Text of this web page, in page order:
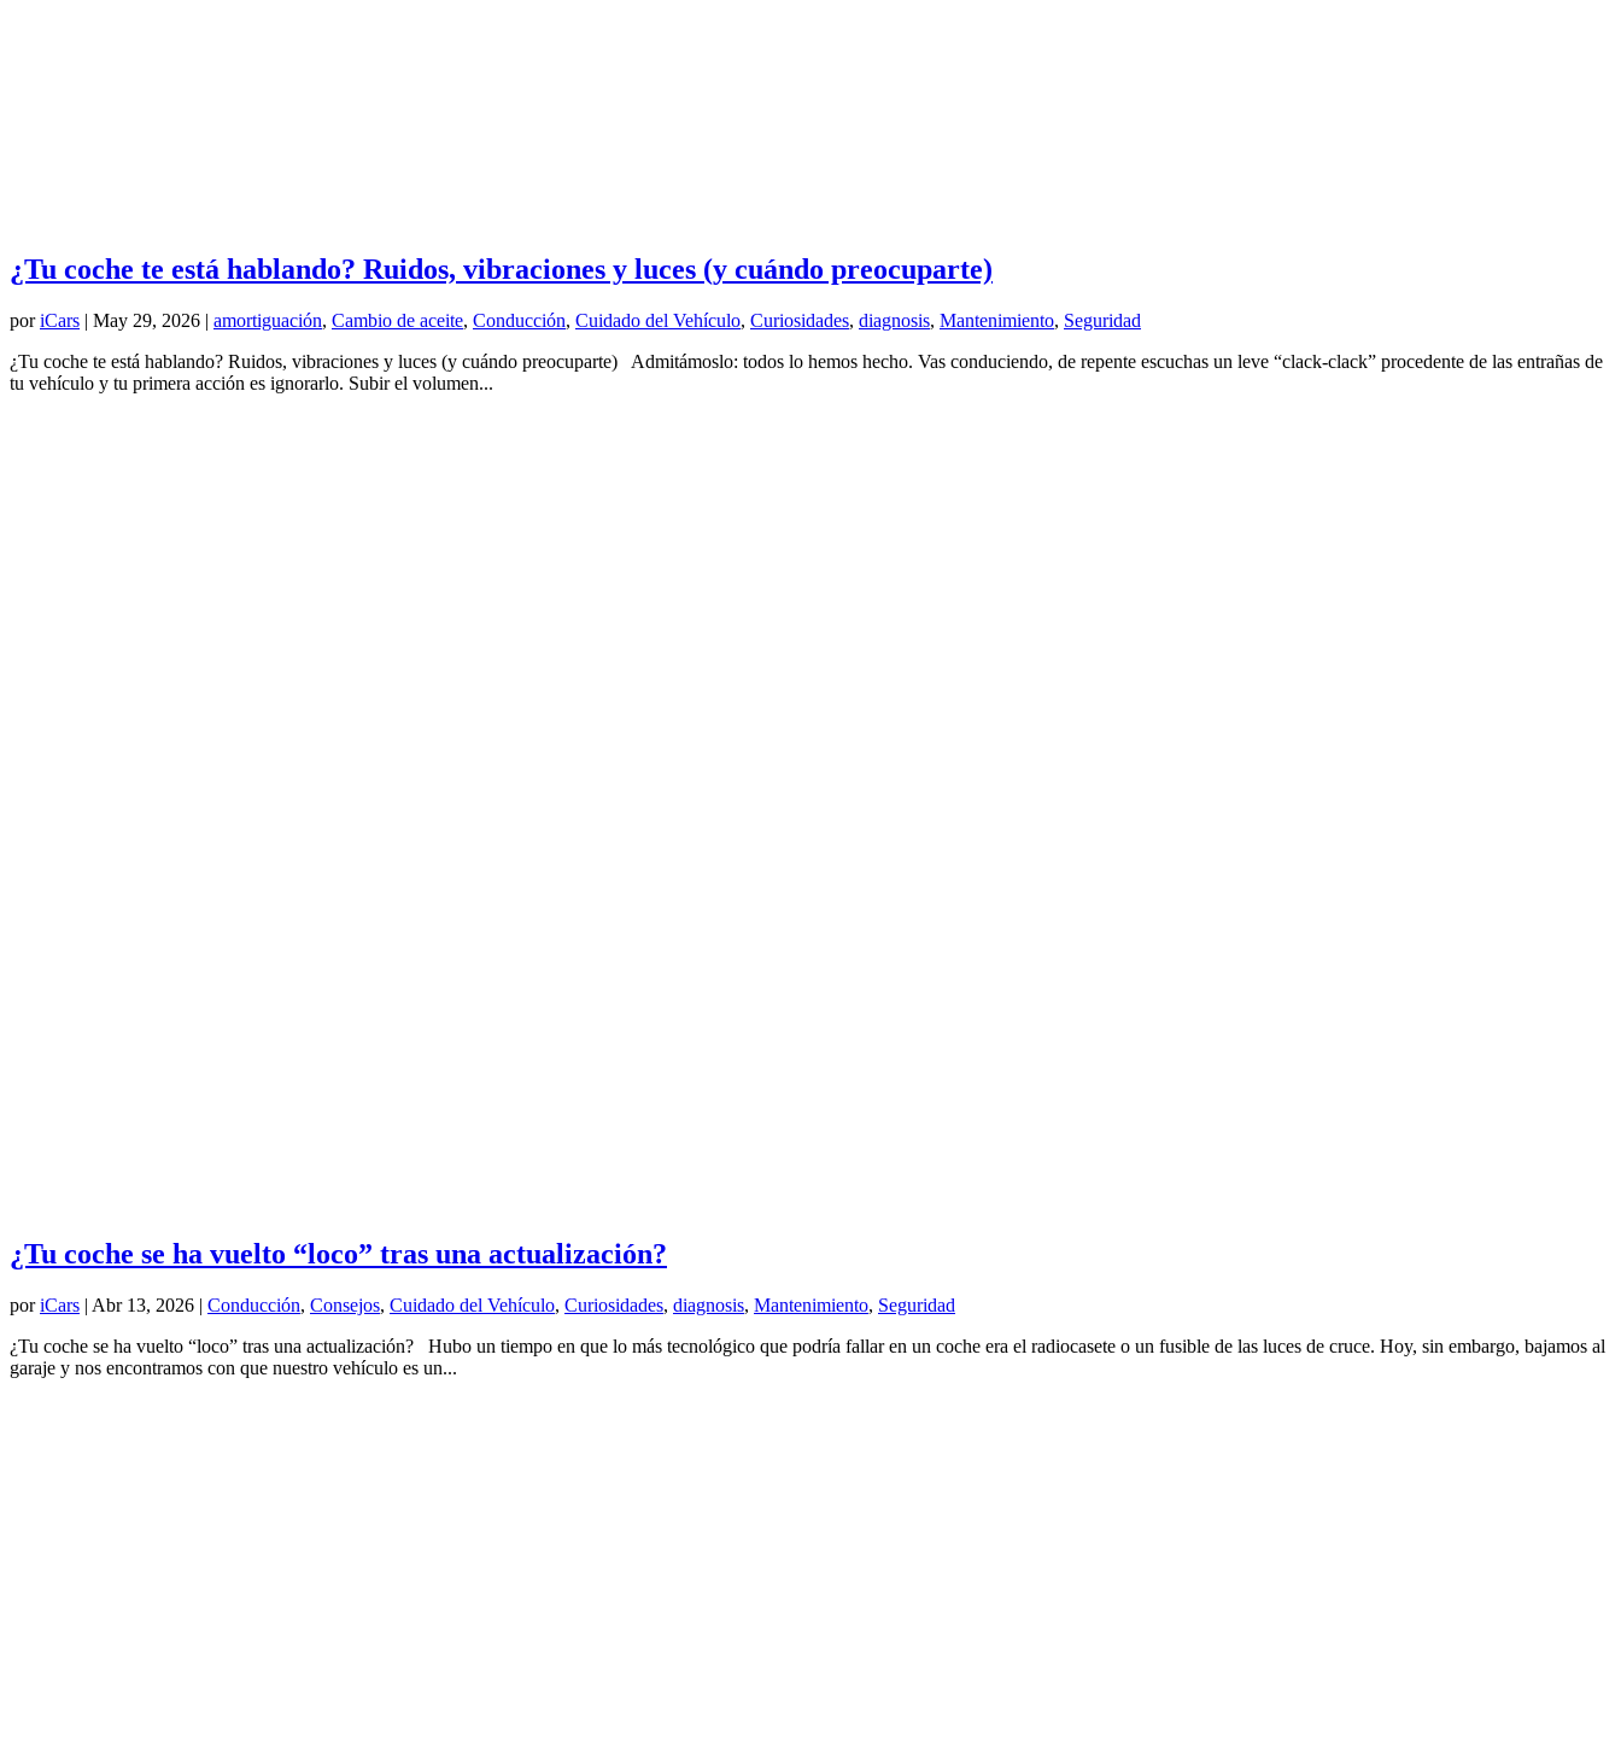
¿Tu coche te está hablando? Ruidos, vibraciones y luces (y cuándo preocuparte)
poriCars | May 29, 2026 | amortiguación, Cambio de aceite, Conducción, Cuidado del Vehículo, Curiosidades, diagnosis, Mantenimiento, Seguridad
¿Tu coche te está hablando? Ruidos, vibraciones y luces (y cuándo preocuparte) Admitámoslo: todos lo hemos hecho. Vas conduciendo, de repente escuchas un leve “clack-clack” procedente de las entrañas de
tu vehículo y tu primera acción es ignorarlo. Subir el volumen...
¿Tu coche se ha vuelto “loco” tras una actualización?
poriCars | Abr 13, 2026 | Conducción, Consejos, Cuidado del Vehículo, Curiosidades, diagnosis, Mantenimiento, Seguridad
¿Tu coche se ha vuelto “loco” tras una actualización? Hubo un tiempo en que lo más tecnológico que podría fallar en un coche era el radiocasete o un fusible de las luces de cruce. Hoy, sin embargo, bajamos al
garaje y nos encontramos con que nuestro vehículo es un...